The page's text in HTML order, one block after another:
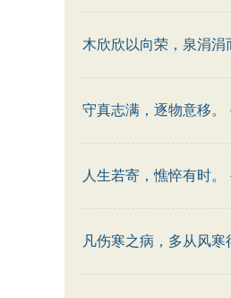
木欣欣以向荣，泉涓涓
守真志满，逐物意移。
人生若寄，憔悴有时。
凡伤寒之病，多从风寒